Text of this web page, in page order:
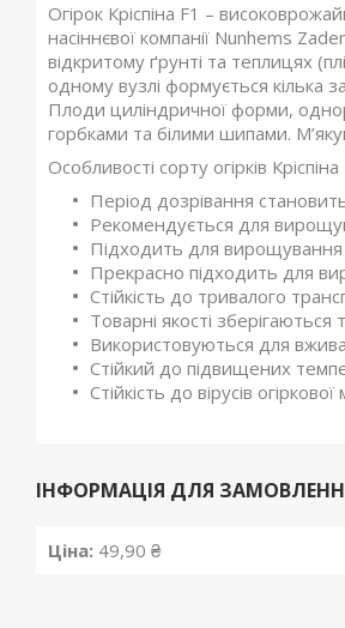
Огірок Кріспіна F1 –
насіннєвої компанії Nunhems
відкритому ґрунті та теплицях
одному вузлі формується кілька
Плоди циліндричної форми,
горбками та білими шипами.
Особливості сорту огірків Кріспіна
Період дозрівання
Рекомендується для
Підходить для вирощування
Прекрасно підходить для
Стійкість до тривалого
Товарні якості зберігаються
Використовуються для
Стійкий до підвищених
Стійкість до вірусів
ІНФОРМАЦІЯ ДЛЯ
Ціна: 49,90 ₴